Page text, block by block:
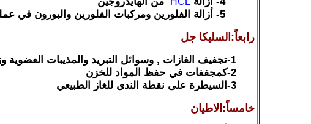
5-
أزالة الفلورين ومركبات الفلورين والبورون في
رابعاً:السليكا جل
خامساً:الاطيان